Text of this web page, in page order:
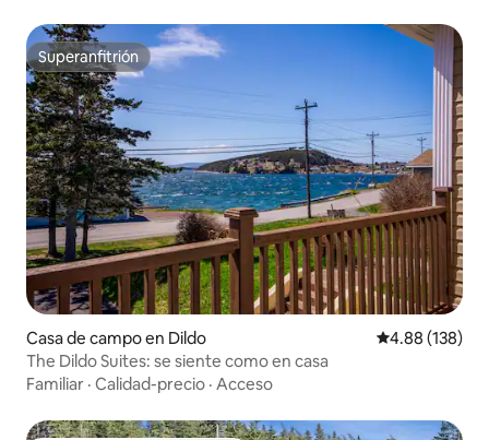
Superanfitrión
Superanfitrión
Casa de campo en Dildo Calificación
4.88 (138)
The Dildo Suites: se siente como en casa
Familiar · Calidad-precio · Acceso